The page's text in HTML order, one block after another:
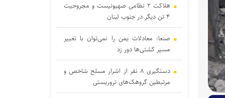
هلاکت ۲ نظامی صهیونیست و مجروحیت
۴ تن دیگر در جنوب لبنان
صنعا: معادلات یمن را نمی‌توان با تغییر
مسیر کشتی‌ها دور زد
دستگیری ۸ نفر از اشرار مسلح شاخص و
مرتبطین گروهک‌های تروریستی